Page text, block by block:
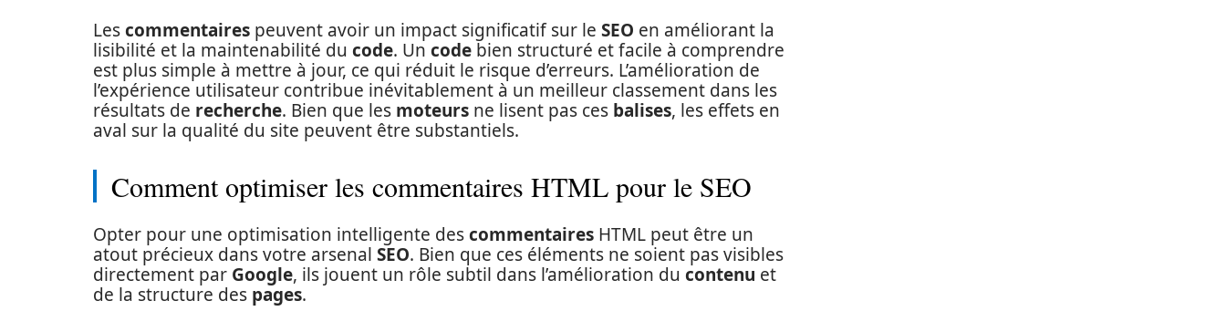
Lescommentaires peuvent avoir un impact significatif sur le SEO en améliorant la
lisibilité et la maintenabilité du code. Un code bien structuré et facile à comprendre
est plus simple à mettre à jour, ce qui réduit le risque d’erreurs. L’amélioration de
l’expérience utilisateur contribue inévitablement à un meilleur classement dans les
résultats de recherche. Bien que les moteurs ne lisent pas ces balises, les effets en
aval sur la qualité du site peuvent être substantiels.
Comment optimiser les commentaires HTML pour le SEO
Opter pour une optimisation intelligente descommentaires HTML peut être un
atout précieux dans votre arsenal SEO. Bien que ces éléments ne soient pas visibles
directement par Google, ils jouent un rôle subtil dans l’amélioration du contenu et
de la structure des pages.